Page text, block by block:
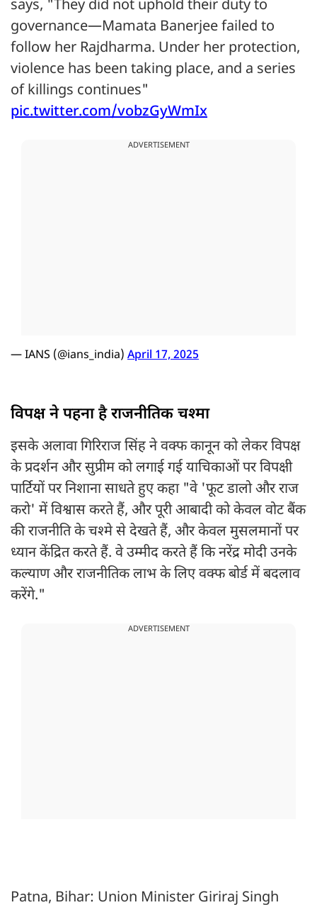
says, "They did not uphold their duty to
governance—Mamata Banerjee failed to
follow her Rajdharma. Under her protection,
violence has been taking place, and a series
of killings continues"
pic.twitter.com/vobzGyWmIx
ADVERTISEMENT
— IANS (@ians_india) April 17, 2025
विपक्ष ने पहना है राजनीतिक चश्मा
इसके अलावा गिरिराज सिंह ने वक्फ कानून को लेकर विपक्ष
के प्रदर्शन और सुप्रीम को लगाई गई याचिकाओं पर विपक्षी
पार्टियों पर निशाना साधते हुए कहा "वे 'फूट डालो और राज
करो' में विश्वास करते हैं, और पूरी आबादी को केवल वोट बैंक
की राजनीति के चश्मे से देखते हैं, और केवल मुसलमानों पर
ध्यान केंद्रित करते हैं. वे उम्मीद करते हैं कि नरेंद्र मोदी उनके
कल्याण और राजनीतिक लाभ के लिए वक्फ बोर्ड में बदलाव
करेंगे."
ADVERTISEMENT
Patna, Bihar: Union Minister Giriraj Singh